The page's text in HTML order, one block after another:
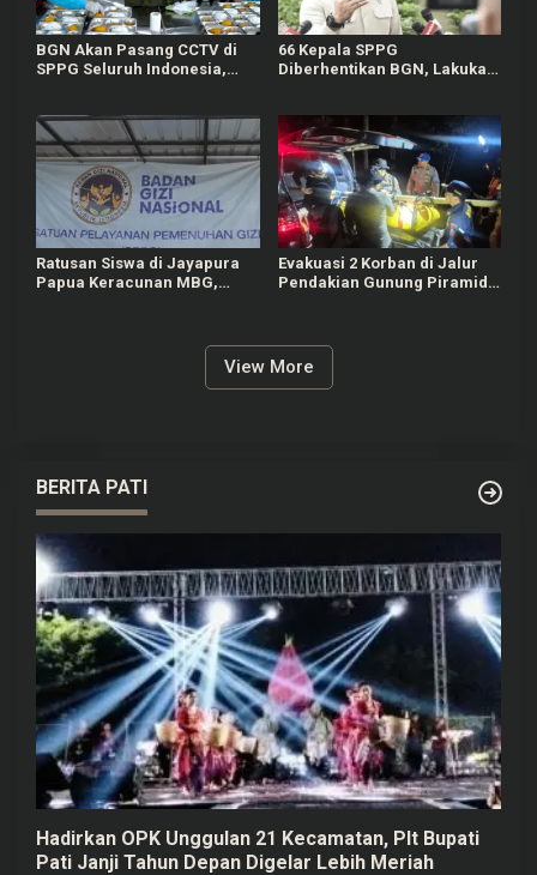
BGN Akan Pasang CCTV di
SPPG Seluruh Indonesia,
66 Kepala SPPG
Diberhentikan BGN, Lakukan
Ratusan Siswa di Jayapura
Papua Keracunan MBG,
Evakuasi 2 Korban di Jalur
Pendakian Gunung Piramid
View More
BERITA PATI
Hadirkan OPK Unggulan 21 Kecamatan, Plt Bupati
Pati Janji Tahun Depan Digelar Lebih Meriah